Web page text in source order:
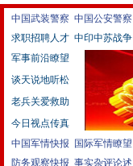
中国武装警察 中国公安警察
求职招聘人才 中印中苏战争
军事前沿瞭望
谈天说地听松
老兵关爱救助
今日视点传真
中国军情快报
国际军情瞭望
防务观察快报 事实杂评论述